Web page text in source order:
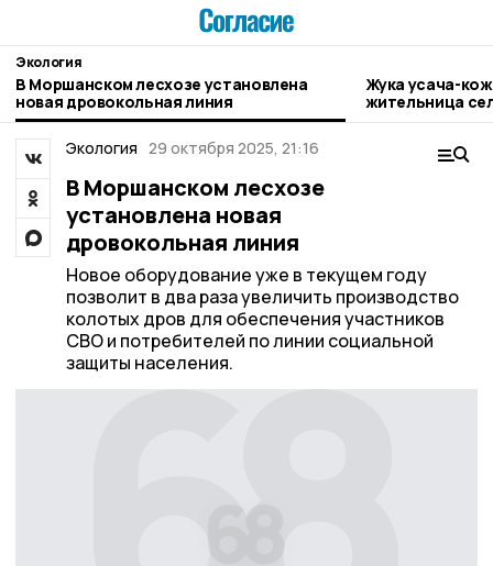
Экология
В Моршанском лесхозе установлена
новая дровокольная линия
Жука усача-
жительница
Экология 29 октября 2025, 21:16
В Моршанском лесхозе
установлена новая
дровокольная линия
Новое оборудование уже в текущем году
позволит в два раза увеличить производство
колотых дров для обеспечения участников
СВО и потребителей по линии социальной
защиты населения.